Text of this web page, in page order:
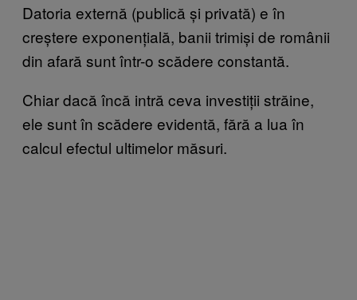
Datoria externă (publică și privată) e în
creștere exponențială, banii trimiși de românii
din afară sunt într-o scădere constantă.
Chiar dacă încă intră ceva investiții străine,
ele sunt în scădere evidentă, fără a lua în
calcul efectul ultimelor măsuri.